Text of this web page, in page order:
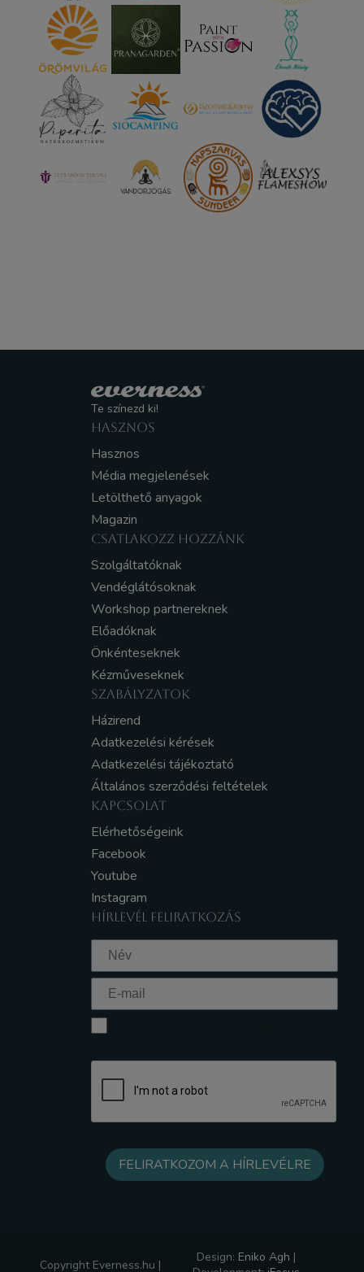
Te színezd ki!
HASZNOS
Hasznos
Média megjelenések
Letölthető anyagok
Magazin
CSATLAKOZZ HOZZÁNK
Szolgáltatóknak
Vendéglátósoknak
Workshop partnereknek
Előadóknak
Önkénteseknek
Kézműveseknek
SZABÁLYZATOK
Házirend
Adatkezelési kérések
Adatkezelési tájékoztató
Általános szerződési feltételek
KAPCSOLAT
Elérhetőségeink
Facebook
Youtube
Instagram
HÍRLEVÉL FELIRATKOZÁS
Copyright Everness.hu | Design: Eniko Agh |